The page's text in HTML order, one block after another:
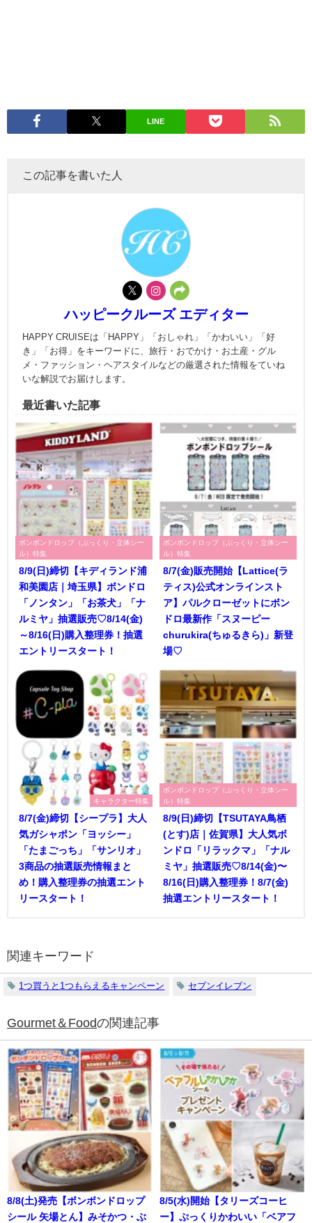
LINE
この記事を書いた人
ハッピークルーズ エディター
HAPPY CRUISEは「HAPPY」「おしゃれ」「かわいい」「好
き」「お得」をキーワードに、旅行・おでかけ・お土産・グル
メ・ファッション・ヘアスタイルなどの厳選された情報をていね
いな解説でお届けします。
最近書いた記事
ボンボンドロップ（ぷっくり・立体シー
ル）特集
8/9(日)締切【キディランド浦
和美園店｜埼玉県】ボンドロ
「ノンタン」「お茶犬」「ナ
ルミヤ」抽選販売♡8/14(金)
～8/16(日)購入整理券！抽選
エントリースタート！
ボンボンドロップ（ぷっくり・立体シー
ル）特集
8/7(金)販売開始【Lattice(ラ
ティス)公式オンラインスト
ア】パルクローゼットにボン
ドロ最新作「スヌーピー
churukira(ちゅるきら)」新登
場♡
キャラクター特集
8/7(金)締切【シープラ】大人
気ガシャポン「ヨッシー」
「たまごっち」「サンリオ」
3商品の抽選販売情報まと
め！購入整理券の抽選エント
リースタート！
ボンボンドロップ（ぷっくり・立体シー
ル）特集
8/9(日)締切【TSUTAYA鳥栖
(とす)店｜佐賀県】大人気ボ
ンドロ「リラックマ」「ナル
ミヤ」抽選販売♡8/14(金)〜
8/16(日)購入整理券！8/7(金)
抽選エントリースタート！
関連キーワード
1つ買うと1つもらえるキャンペーン セブンイレブン
Gourmet＆Foodの関連記事
8/8(土)発売【ボンボンドロップ
シール 矢場とん】みそかつ・ぶ
8/5(水)開始【タリーズコーヒ
ー】ぷっくりかわいい「ベアフ